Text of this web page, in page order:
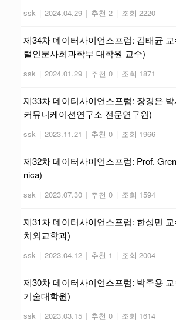
ssk | 2024.04.29 | 추천 2 | 조회 2220
제34차 데이터사이언스포럼: 김태균
털인문사회과학부 대학원 교수)
ssk | 2024.01.29 | 추천 0 | 조회 1871
제33차 데이터사이언스포럼: 장경은
커뮤니케이션연구소 전문연구원)
ssk | 2023.11.21 | 추천 0 | 조회 1966
제32차 데이터사이언스포럼: Prof.
nica)
ssk | 2023.07.30 | 추천 0 | 조회 1594
제31차 데이터사이언스포럼: 한성민
치외교학과)
ssk | 2023.04.12 | 추천 1 | 조회 2004
제30차 데이터사이언스포럼: 박주용
기술대학원)
ssk | 2023.03.15 | 추천 0 | 조회 1614